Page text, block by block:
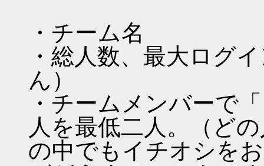
・チーム名
・総人数、最大ログ
ん）
・チームメンバーで
人を最低二人。（ど
の中でもイチオシを